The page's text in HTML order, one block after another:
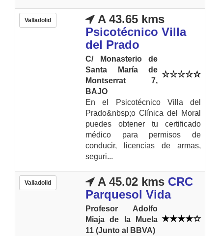
Valladolid
A 43.65 kms
Psicotécnico Villa
del Prado
C/ Monasterio de
Santa María de
Montserrat 7,
BAJO
En el Psicotécnico Villa del
Prado&nbsp;o Clínica del Moral
puedes obtener tu certificado
médico para permisos de
conducir, licencias de armas,
seguri...
Valladolid A 45.02 kms CRC
Parquesol Vida
Profesor Adolfo
Miaja de la Muela
11 (Junto al BBVA)